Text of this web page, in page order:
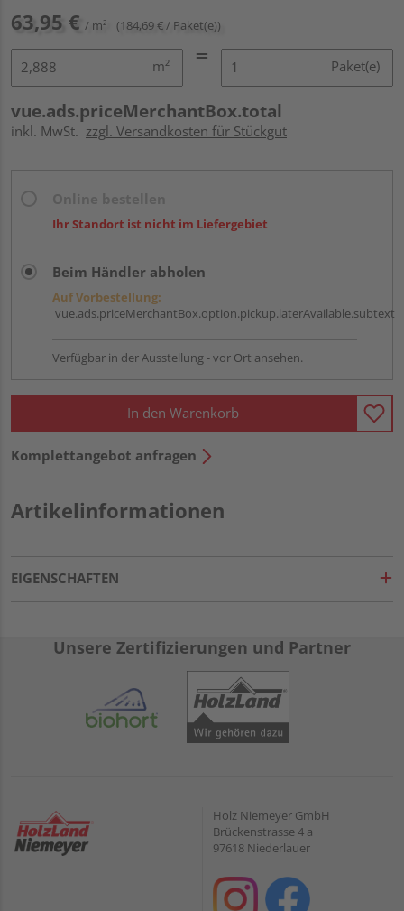
63,95 € / m² (184,69 € / Paket(e))
m² Paket(e)
vue.ads.priceMerchantBox.total
inkl. MwSt. zzgl. Versandkosten für Stückgut
Ihr Standort ist nicht im Liefergebiet
Beim Händler abholen
Auf Vorbestellung:
vue.ads.priceMerchantBox.option.pickup.laterAvailable.subtext
Verfügbar in der Ausstellung - vor Ort ansehen.
In den Warenkorb
Komplettangebot anfragen
Artikelinformationen
EIGENSCHAFTEN
Unsere Zertifizierungen und Partner
Holz Niemeyer GmbH
Brückenstrasse 4 a
97618 Niederlauer